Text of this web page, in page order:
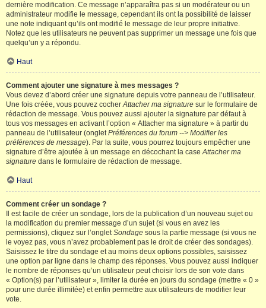
dernière modification. Ce message n’apparaîtra pas si un modérateur ou un
administrateur modifie le message, cependant ils ont la possibilité de laisser
une note indiquant qu’ils ont modifié le message de leur propre initiative.
Notez que les utilisateurs ne peuvent pas supprimer un message une fois que
quelqu’un y a répondu.
Haut
Comment ajouter une signature à mes messages ?
Vous devez d’abord créer une signature depuis votre panneau de l’utilisateur.
Une fois créée, vous pouvez cocherAttacher ma signature sur le formulaire de
rédaction de message. Vous pouvez aussi ajouter la signature par défaut à
tous vos messages en activant l’option « Attacher ma signature » à partir du
panneau de l’utilisateur (ongletPréférences du forum --> Modifier les
préférences de message). Par la suite, vous pourrez toujours empêcher une
signature d’être ajoutée à un message en décochant la caseAttacher ma
signature dans le formulaire de rédaction de message.
Haut
Comment créer un sondage ?
Il est facile de créer un sondage, lors de la publication d’un nouveau sujet ou
la modification du premier message d’un sujet (si vous en avez les
permissions), cliquez sur l’ongletSondage sous la partie message (si vous ne
le voyez pas, vous n’avez probablement pas le droit de créer des sondages).
Saisissez le titre du sondage et au moins deux options possibles, saisissez
une option par ligne dans le champ des réponses. Vous pouvez aussi indiquer
le nombre de réponses qu’un utilisateur peut choisir lors de son vote dans
« Option(s) par l’utilisateur », limiter la durée en jours du sondage (mettre « 0 »
pour une durée illimitée) et enfin permettre aux utilisateurs de modifier leur
vote.